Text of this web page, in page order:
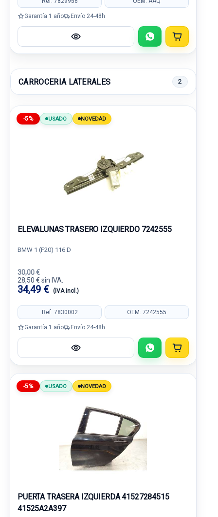
Garantía 1 año Envío 24-48h
CARROCERIA LATERALES 2
-5% USADO NOVEDAD
ELEVALUNAS TRASERO IZQUIERDO 7242555
BMW 1 (F20) 116 D
30,00 €
28,50 € sin IVA.
34,49 € (IVA incl.)
Ref: 7830002 OEM: 7242555
Garantía 1 año Envío 24-48h
-5% USADO NOVEDAD
PUERTA TRASERA IZQUIERDA 41527284515
41525A2A397